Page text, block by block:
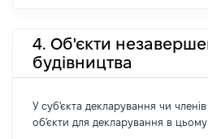
4. Об'єкти
будівництва
У суб'єкта декларування чи членів
об'єкти для декларування в цьому